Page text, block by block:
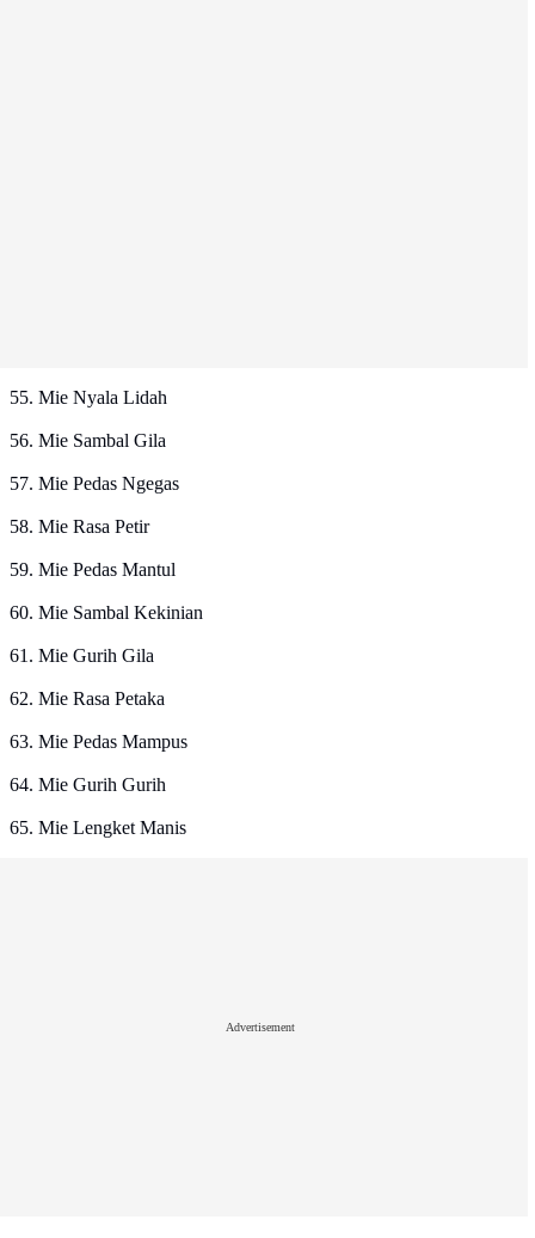
55. Mie Nyala Lidah
56. Mie Sambal Gila
57. Mie Pedas Ngegas
58. Mie Rasa Petir
59. Mie Pedas Mantul
60. Mie Sambal Kekinian
61. Mie Gurih Gila
62. Mie Rasa Petaka
63. Mie Pedas Mampus
64. Mie Gurih Gurih
65. Mie Lengket Manis
Advertisement